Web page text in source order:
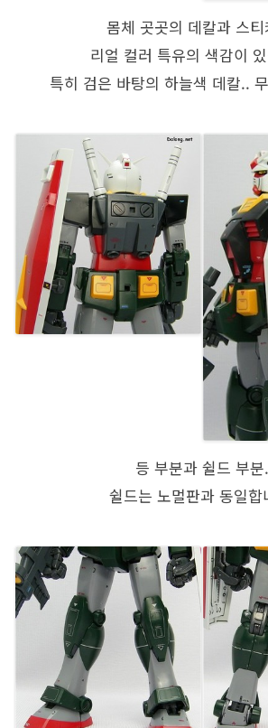
몸체 곳곳의 데칼과 스
리얼 컬러 특유의 색감이
특히 검은 바탕의 하늘색 데칼..
등 부분과 쉴드 부분.
쉴드는 노멀판과 동일합